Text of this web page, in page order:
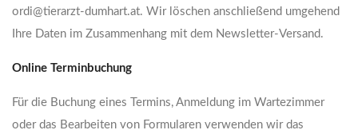
ordi@tierarzt-dumhart.at. Wir löschen anschließend umgehend
Ihre Daten im Zusammenhang mit dem Newsletter-Versand.
Online Terminbuchung
Für die Buchung eines Termins, Anmeldung im Wartezimmer
oder das Bearbeiten von Formularen verwenden wir das